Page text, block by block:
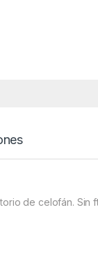
de celofán. Sin